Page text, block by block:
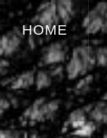
HOME